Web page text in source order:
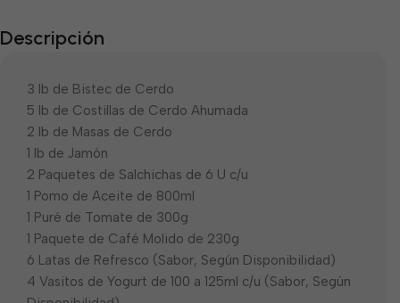
Descripción
3 lb de Bistec de Cerdo
5 lb de Costillas de Cerdo Ahumada
2 lb de Masas de Cerdo
1 lb de Jamón
2 Paquetes de Salchichas de 6 U c/u
1 Pomo de Aceite de 800ml
1 Puré de Tomate de 300g
1 Paquete de Café Molido de 230g
6 Latas de Refresco (Sabor, Según Disponibilidad)
4 Vasitos de Yogurt de 100 a 125ml c/u (Sabor, Según